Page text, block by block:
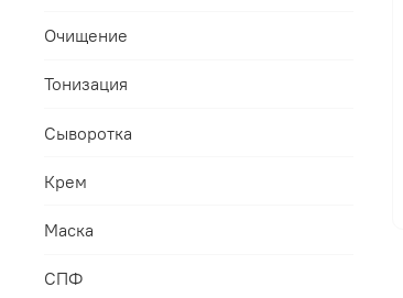
Очищение
Тонизация
Сыворотка
Крем
Маска
СПФ